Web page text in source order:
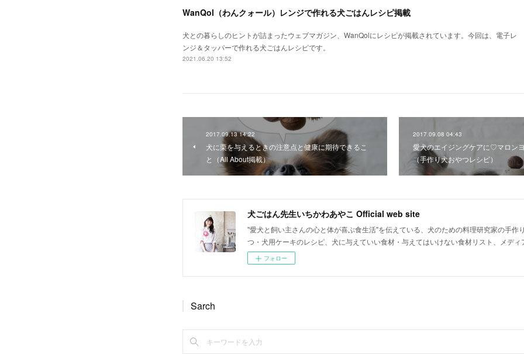
WanQol（わんクォール）レンジで作れる犬ごはんレシピ掲載
犬との暮らしのヒントが詰まったウェブマガジン、WanQolにレシピが掲載されています。今回は、電子レ
ンジ＆タッパーで作れる犬ごはんレシピです。
2021.06.20 13:52
2017.09.13 14:22
犬に栗を与えるときの注意点と健康に期待できるこ
と（All About掲載）
2017.09.08 04:43
愛犬のエイジングケアに♡マロン
（手作り犬おやつレシピ）
犬ごはん先生いちかわあやこ Official web site
"愛犬と飼い主さんの心と体が喜ぶ食生活"を伝えている、犬のための料理研究家の手作
つ・犬用ケーキのレシピ、犬に与えていい食材・与えてはいけない食材リスト、メディ
フォロー
Sarch